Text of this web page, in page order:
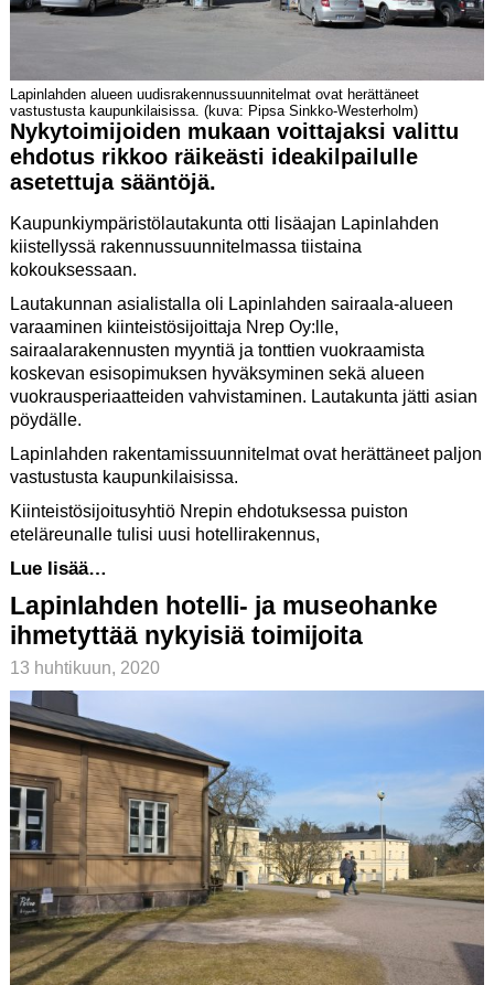
Lapinlahden alueen uudisrakennussuunnitelmat ovat herättäneet
vastustusta kaupunkilaisissa. (kuva: Pipsa Sinkko-Westerholm)
Nykytoimijoiden mukaan voittajaksi valittu
ehdotus rikkoo räikeästi ideakilpailulle
asetettuja sääntöjä.
Kaupunkiympäristölautakunta otti lisäajan Lapinlahden
kiistellyssä rakennussuunnitelmassa tiistaina
kokouksessaan.
Lautakunnan asialistalla oli Lapinlahden sairaala-alueen
varaaminen kiinteistösijoittaja Nrep Oy:lle,
sairaalarakennusten myyntiä ja tonttien vuokraamista
koskevan esisopimuksen hyväksyminen sekä alueen
vuokrausperiaatteiden vahvistaminen. Lautakunta jätti asian
pöydälle.
Lapinlahden rakentamissuunnitelmat ovat herättäneet paljon
vastustusta kaupunkilaisissa.
Kiinteistösijoitusyhtiö Nrepin ehdotuksessa puiston
eteläreunalle tulisi uusi hotellirakennus,
Lue lisää…
Lapinlahden hotelli- ja museohanke
ihmetyttää nykyisiä toimijoita
13 huhtikuun, 2020